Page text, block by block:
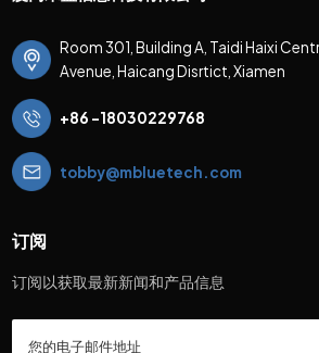
Room 301, Building A, Taidi Haixi
Avenue, Haicang Disrtict, Xiamen
+86 -18030229768
tobby@mbluetech.com
订阅
订阅以获取最新新闻和产品信息